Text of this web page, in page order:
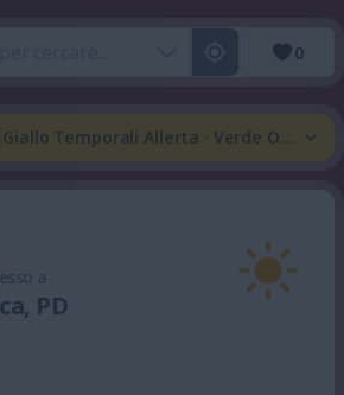
0
Giallo Temporali Allerta · Verde Onda
PD